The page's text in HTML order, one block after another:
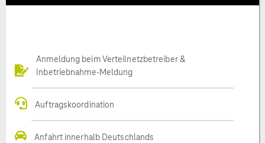
Anmeldung beim Verteilnetzbetreiber &
Inbetriebnahme-Meldung
Auftragskoordination
Anfahrt innerhalb Deutschlands